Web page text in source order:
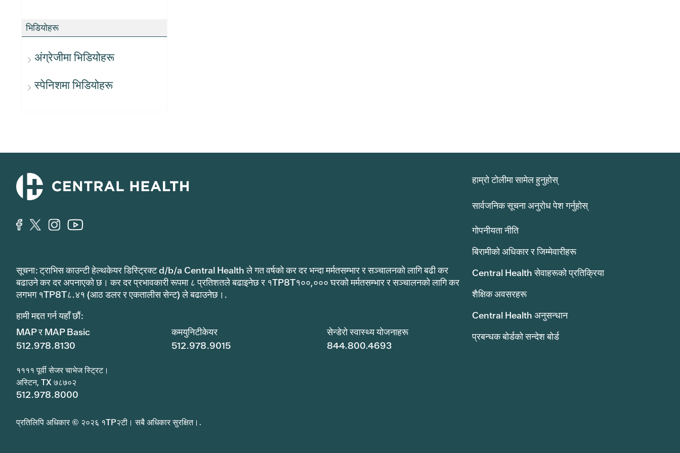
भिडियोहरू
अंग्रेजीमा भिडियोहरू
स्पेनिशमा भिडियोहरू
सूचना: ट्राभिस काउन्टी हेल्थकेयर डिस्ट्रिक्ट d/b/a Central Health ले गत वर्षको कर दर भन्दा मर्मतसम्भार र सञ्चालनको लागि बढी कर
बढाउने कर दर अपनाएको छ। कर दर प्रभावकारी रूपमा ८ प्रतिशतले बढाइनेछ र १TP8T१००,००० घरको मर्मतसम्भार र सञ्चालनको लागि कर
लगभग १TP8T८.४१ (आठ डलर र एकतालीस सेन्ट) ले बढाउनेछ।.
हामी मद्दत गर्न यहाँ छौं:
MAP र MAP Basic
512.978.8130
कमयुनिटीकेयर
512.978.9015
सेन्डेरो स्वास्थ्य योजनाहरू
844.800.4693
११११ पूर्वी सेजर चाभेज स्ट्रिट।
अस्टिन, TX ७८७०२
512.978.8000
प्रतिलिपि अधिकार © २०२६ १TP२टी। सबै अधिकार सुरक्षित।.
हाम्रो टोलीमा सामेल हुनुहोस्
सार्वजनिक सूचना अनुरोध पेश गर्नुहोस्
गोपनीयता नीति
बिरामीको अधिकार र जिम्मेवारीहरू
Central Health सेवाहरूको प्रतिक्रिया
शैक्षिक अवसरहरू
Central Health अनुसन्धान
प्रबन्धक बोर्डको सन्देश बोर्ड